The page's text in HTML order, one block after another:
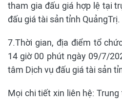
tham gia đấu giá hợp lệ tại
đấu giá tài sản tỉnh QuảngTrị.
7.Thời gian, địa điểm tổ
14 giờ 00 phút ngày 09/7/
tâm Dịch vụ đấu giá tài sản
Mọi chi tiết xin liên hệ: